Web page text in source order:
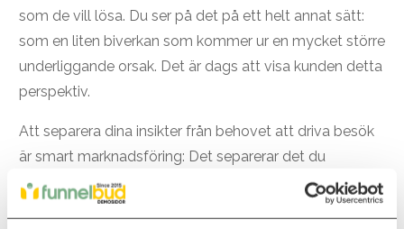
som de vill lösa. Du ser på det på ett helt annat sätt:
som en liten biverkan som kommer ur en mycket större
underliggande orsak. Det är dags att visa kunden detta
perspektiv.
Att separera dina insikter från behovet att driva besök
är smart marknadsföring: Det separerar det du
egentligen behöver säga från behovet att skriva om
vad kunderna söker på. Istället driver du trafik till dina